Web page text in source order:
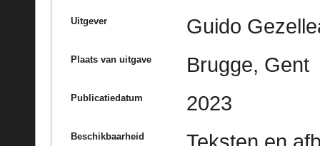
Uitgever Guido
Plaats van uitgave Brugge, Gent
Publicatiedatum 2023
Beschikbaarheid